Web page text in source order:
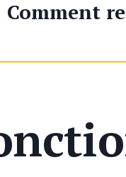
Comment